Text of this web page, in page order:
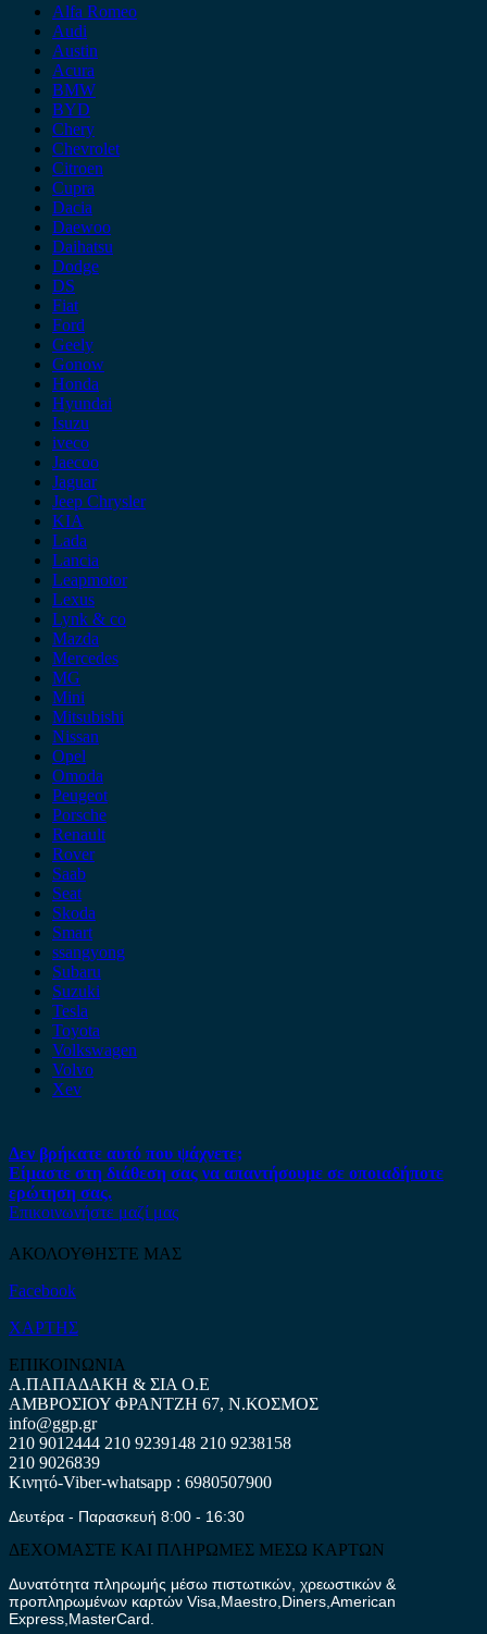
Alfa Romeo
Audi
Austin
Acura
BMW
BYD
Chery
Chevrolet
Citroen
Cupra
Dacia
Daewoo
Daihatsu
Dodge
DS
Fiat
Ford
Geely
Gonow
Honda
Hyundai
Isuzu
iveco
Jaecoo
Jaguar
Jeep Chrysler
KIA
Lada
Lancia
Leapmotor
Lexus
Lynk & co
Mazda
Mercedes
MG
Mini
Mitsubishi
Nissan
Opel
Omoda
Peugeot
Porsche
Renault
Rover
Saab
Seat
Skoda
Smart
ssangyong
Subaru
Suzuki
Tesla
Toyota
Volkswagen
Volvo
Xev
Δεν βρήκατε αυτό που ψάχνετε;
Είμαστε στη διάθεση σας να απαντήσουμε σε οποιαδήποτε
ερώτηση σας.
Επικοινωνήστε μαζί μας
ΑΚΟΛΟΥΘΗΣΤΕ ΜΑΣ
Facebook
ΧΑΡΤΗΣ
ΕΠΙΚΟΙΝΩΝΙΑ
Α.ΠΑΠΑΔΑΚΗ & ΣΙΑ Ο.Ε
ΑΜΒΡΟΣΙΟΥ ΦΡΑΝΤΖΗ 67, Ν.ΚΟΣΜΟΣ
info@ggp.gr
210 9012444 210 9239148 210 9238158
210 9026839
Κινητό-Viber-whatsapp : 6980507900
Δευτέρα - Παρασκευή 8:00 - 16:30
ΔΕΧΟΜΑΣΤΕ ΚΑΙ ΠΛΗΡΩΜΕΣ ΜΕΣΩ ΚΑΡΤΩΝ
Δυνατότητα πληρωμής μέσω πιστωτικών, χρεωστικών &
προπληρωμένων καρτών Visa,Maestro,Diners,American
Express,MasterCard.